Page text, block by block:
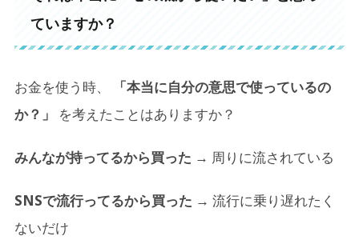
ていますか？
お金を使う時、
「本当に自分の意思で使っているの
か？」
を考えたことはありますか？
みんなが持ってるから買った → 周りに流されている
SNSで流行ってるから買った → 流行に乗り遅れたく
ないだけ